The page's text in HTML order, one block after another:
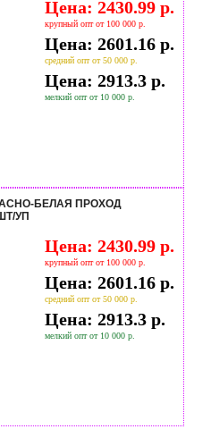
Цена: 2430.99 р.
крупный опт от 100 000 р.
Цена: 2601.16 р.
средний опт от 50 000 р.
Цена: 2913.3 р.
мелкий опт от 10 000 р.
БЕЛАЯ ПРОХОД
УП
Цена: 2430.99 р.
крупный опт от 100 000 р.
Цена: 2601.16 р.
средний опт от 50 000 р.
Цена: 2913.3 р.
мелкий опт от 10 000 р.